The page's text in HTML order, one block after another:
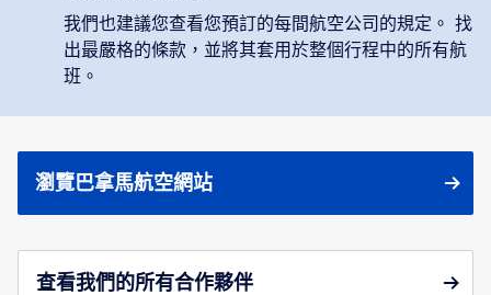
我們也建議您查看您預訂的每間航空公司的規定。 找
出最嚴格的條款，並將其套用於整個行程中的所有航
班。
瀏覽巴拿馬航空網站
查看我們的所有合作夥伴